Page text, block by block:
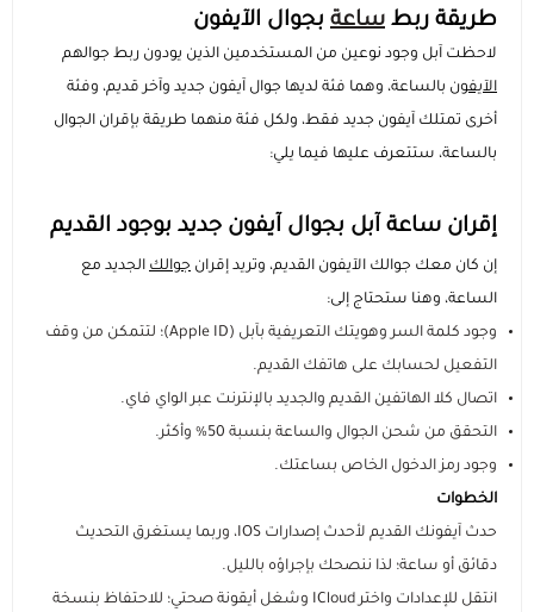
طريقة ربط ساعةبجوال الآيفون
لاحظت آبل وجود نوعين من المستخدمين الذين يودون ربط جوالهم
الآيفونبالساعة، وهما فئة لديها جوال آيفون جديد وآخر قديم، وفئة
أخرى تمتلك آيفون جديد فقط، ولكل فئة منهما طريقة بإقران الجوال
بالساعة، ستتعرف عليها فيما يلي:
إقران ساعة آبل بجوال آيفون جديد بوجود القديم
إن كان معك جوالك الآيفون القديم، وتريد إقرانجوالكالجديد مع
الساعة، وهنا ستحتاج إلى:
وجود كلمة السر وهويتك التعريفية بآبل (Apple ID)؛ لتتمكن من وقف
التفعيل لحسابك على هاتفك القديم.
اتصال كلا الهاتفين القديم والجديد بالإنترنت عبر الواي فاي.
التحقق من شحن الجوال والساعة بنسبة 50% وأكثر.
وجود رمز الدخول الخاص بساعتك.
الخطوات
حدث آيفونك القديم لأحدث إصدارات IOS، وربما يستغرق التحديث
دقائق أو ساعة؛ لذا ننصحك بإجراؤه بالليل.
انتقل للإعدادات واختر ICloud وشغل أيقونة صحتي؛ للاحتفاظ بنسخة